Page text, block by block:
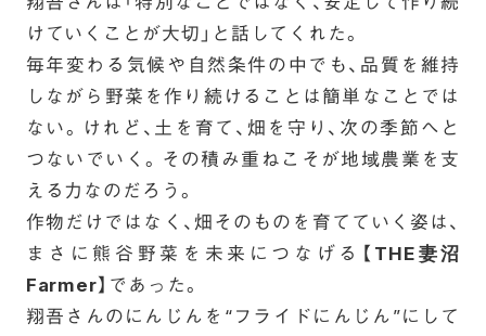
けていくことが大切」と話してくれた。
毎年変わる気候や自然条件の中でも、品質を維持
しながら野菜を作り続けることは簡単なことでは
ない。けれど、土を育て、畑を守り、次の季節へと
つないでいく。その積み重ねこそが地域農業を支
える力なのだろう。
作物だけではなく、畑そのものを育てていく姿は、
まさに熊谷野菜を未来につなげる【 THE妻沼
Farmer】であった。
翔吾さんのにんじんを“フライドにんじん”にして